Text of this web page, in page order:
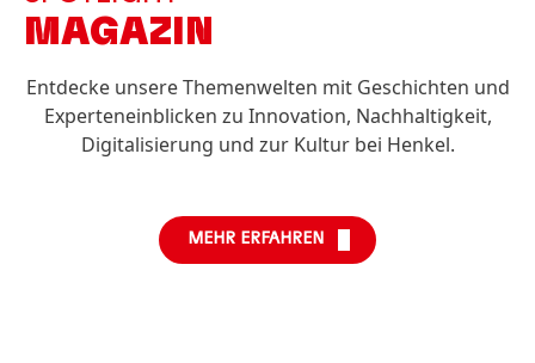
MAGAZIN
Entdecke unsere Themenwelten mit Geschichten und
Experteneinblicken zu Innovation, Nachhaltigkeit,
Digitalisierung und zur Kultur bei Henkel.
MEHR ERFAHREN